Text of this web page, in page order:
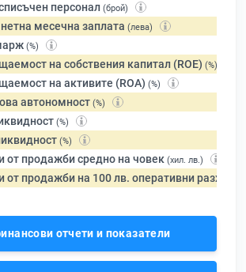
персонал (брой)
месечна заплата (лева)
(%)
на собствения капитал (ROE) (%)
на активите (ROA) (%)
автономност (%)
(%)
(%)
от продажби средно на човек (хил. лв.)
от продажби на 100 лв. оперативни разходи
отчети и показатели